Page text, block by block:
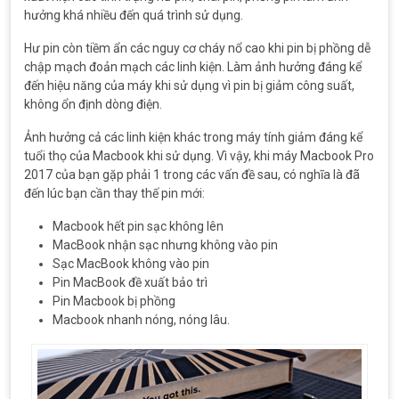
hưởng khá nhiều đến quá trình sử dụng.
Hư pin còn tiềm ẩn các nguy cơ cháy nổ cao khi pin bị phồng dễ
chập mạch đoản mạch các linh kiện. Làm ảnh hưởng đáng kể
đến hiệu năng của máy khi sử dụng vì pin bị giảm công suất,
không ổn định dòng điện.
Ảnh hưởng cả các linh kiện khác trong máy tính giảm đáng kể
tuổi thọ của Macbook khi sử dụng. Vì vậy, khi máy Macbook Pro
2017 của bạn gặp phải 1 trong các vấn đề sau, có nghĩa là đã
đến lúc bạn cần thay thế pin mới:
Macbook hết pin sạc không lên
MacBook nhận sạc nhưng không vào pin
Sạc MacBook không vào pin
Pin MacBook đề xuất bảo trì
Pin Macbook bị phồng
Macbook nhanh nóng, nóng lâu.